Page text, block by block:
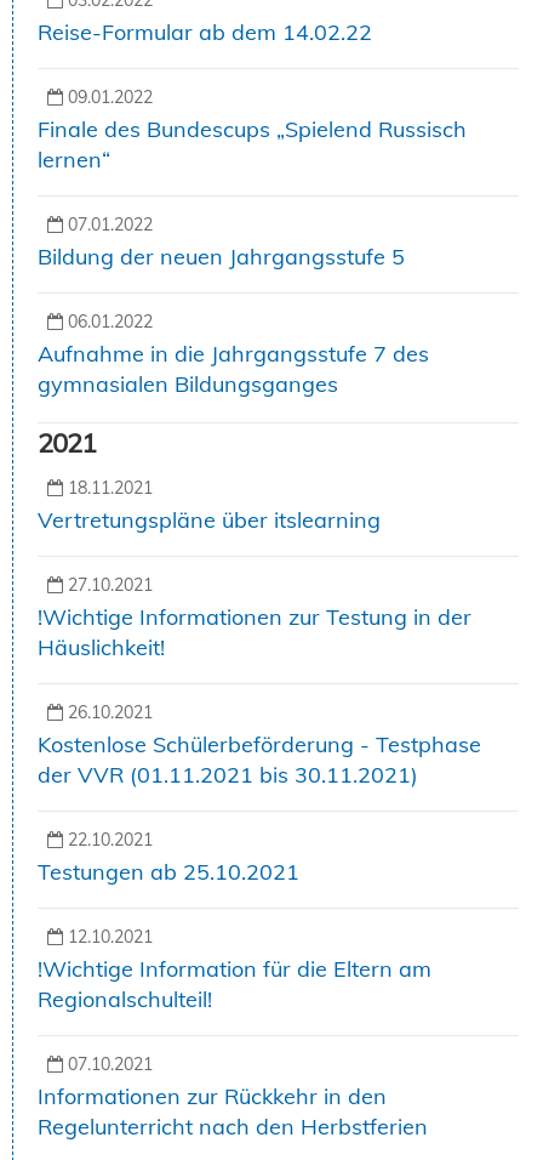
Reise-Formular ab dem 14.02.22
09.01.2022
Finale des Bundescups „Spielend Russisch
lernen“
07.01.2022
Bildung der neuen Jahrgangsstufe 5
06.01.2022
Aufnahme in die Jahrgangsstufe 7 des
gymnasialen Bildungsganges
2021
18.11.2021
Vertretungspläne über itslearning
27.10.2021
!Wichtige Informationen zur Testung in der
Häuslichkeit!
26.10.2021
Kostenlose Schülerbeförderung - Testphase
der VVR (01.11.2021 bis 30.11.2021)
22.10.2021
Testungen ab 25.10.2021
12.10.2021
!Wichtige Information für die Eltern am
Regionalschulteil!
07.10.2021
Informationen zur Rückkehr in den
Regelunterricht nach den Herbstferien